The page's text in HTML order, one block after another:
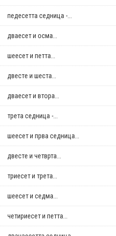
педесетта седница -...
дваесет и осма...
шеесет и петта...
двестe и шеста...
дваесет и втора...
трета седница -...
шеесет и прва седница...
двестe и четврта...
триесет и трета...
шеесет и седма...
четириесет и петта...